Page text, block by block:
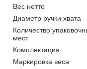
Вес нетто
Диаметр ручки хвата
Количество
мест
Комплектация
Маркировка веса